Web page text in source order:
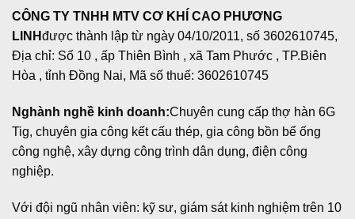
CÔNG TY TNHH MTV CƠ KHÍ CAO PHƯƠNG
LINHđược thành lập từ ngày 04/10/2011, số 3602610745,
Địa chỉ: Số 10 , ấp Thiên Bình , xã Tam Phước , TP.Biên
Hòa , tỉnh Đồng Nai, Mã số thuế: 3602610745
Nghành nghề kinh doanh:Chuyên cung cấp thợ hàn 6G
Tig, chuyên gia công kết cấu thép, gia công bồn bể ống
công nghệ, xây dựng công trình dân dụng, điện công
nghiệp.
Với đội ngũ nhân viên: kỹ sư, giám sát kinh nghiệm trên 10